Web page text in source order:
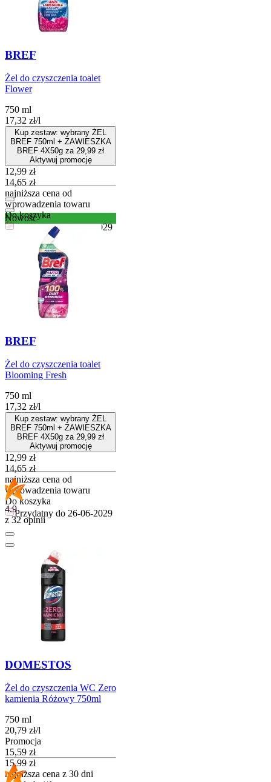
BREF
Żel do czyszczenia toalet
Flower
750 ml
17,32 zł/l
Kup zestaw: wybrany ŻEL
BREF 750ml + ZAWIESZKA
BREF 4X50g za 29,99 zł
Aktywuj promocję
Cena promocyjna
12,99 zł
14,65 zł
najniższa cena od
wprowadzenia towaru
Do koszyka
Przydatny do06-07-2029
Nowość
BREF
Żel do czyszczenia toalet
Blooming Fresh
750 ml
17,32 zł/l
Kup zestaw: wybrany ŻEL
BREF 750ml + ZAWIESZKA
BREF 4X50g za 29,99 zł
Aktywuj promocję
Cena promocyjna
12,99 zł
14,65 zł
najniższa cena od
wprowadzenia towaru
Do koszyka
Przydatny do 26-06-2029
4.9
z 32 opinii
DOMESTOS
Żel do czyszczenia WC Zero
kamienia Różowy 750ml
750 ml
20,79 zł/l
Promocja
Cena promocyjna
15,59 zł
15,99 zł
najniższa cena z 30 dni